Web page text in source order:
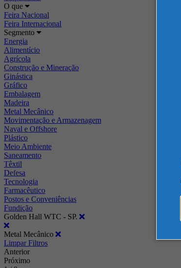
O que
Feira Nacional
Feira Internacional
Segmento
Energia
Alimentício
Agrícola
Construção e Mineração
Ginástica
Gráfico
Embalagem
Madeira
Metal Mecânico
Movimentação e Armazenagem
Naval e Offshore
Plástico
Meio Ambiente
Saneamento
Têxtil
Defesa
Tecnologia
Farmacêutico
Postos e Conveniências
Fundição
Golden Hall WTC - SP.
Metal Mecânico
Limpar Filtros
Anterior
Próximo